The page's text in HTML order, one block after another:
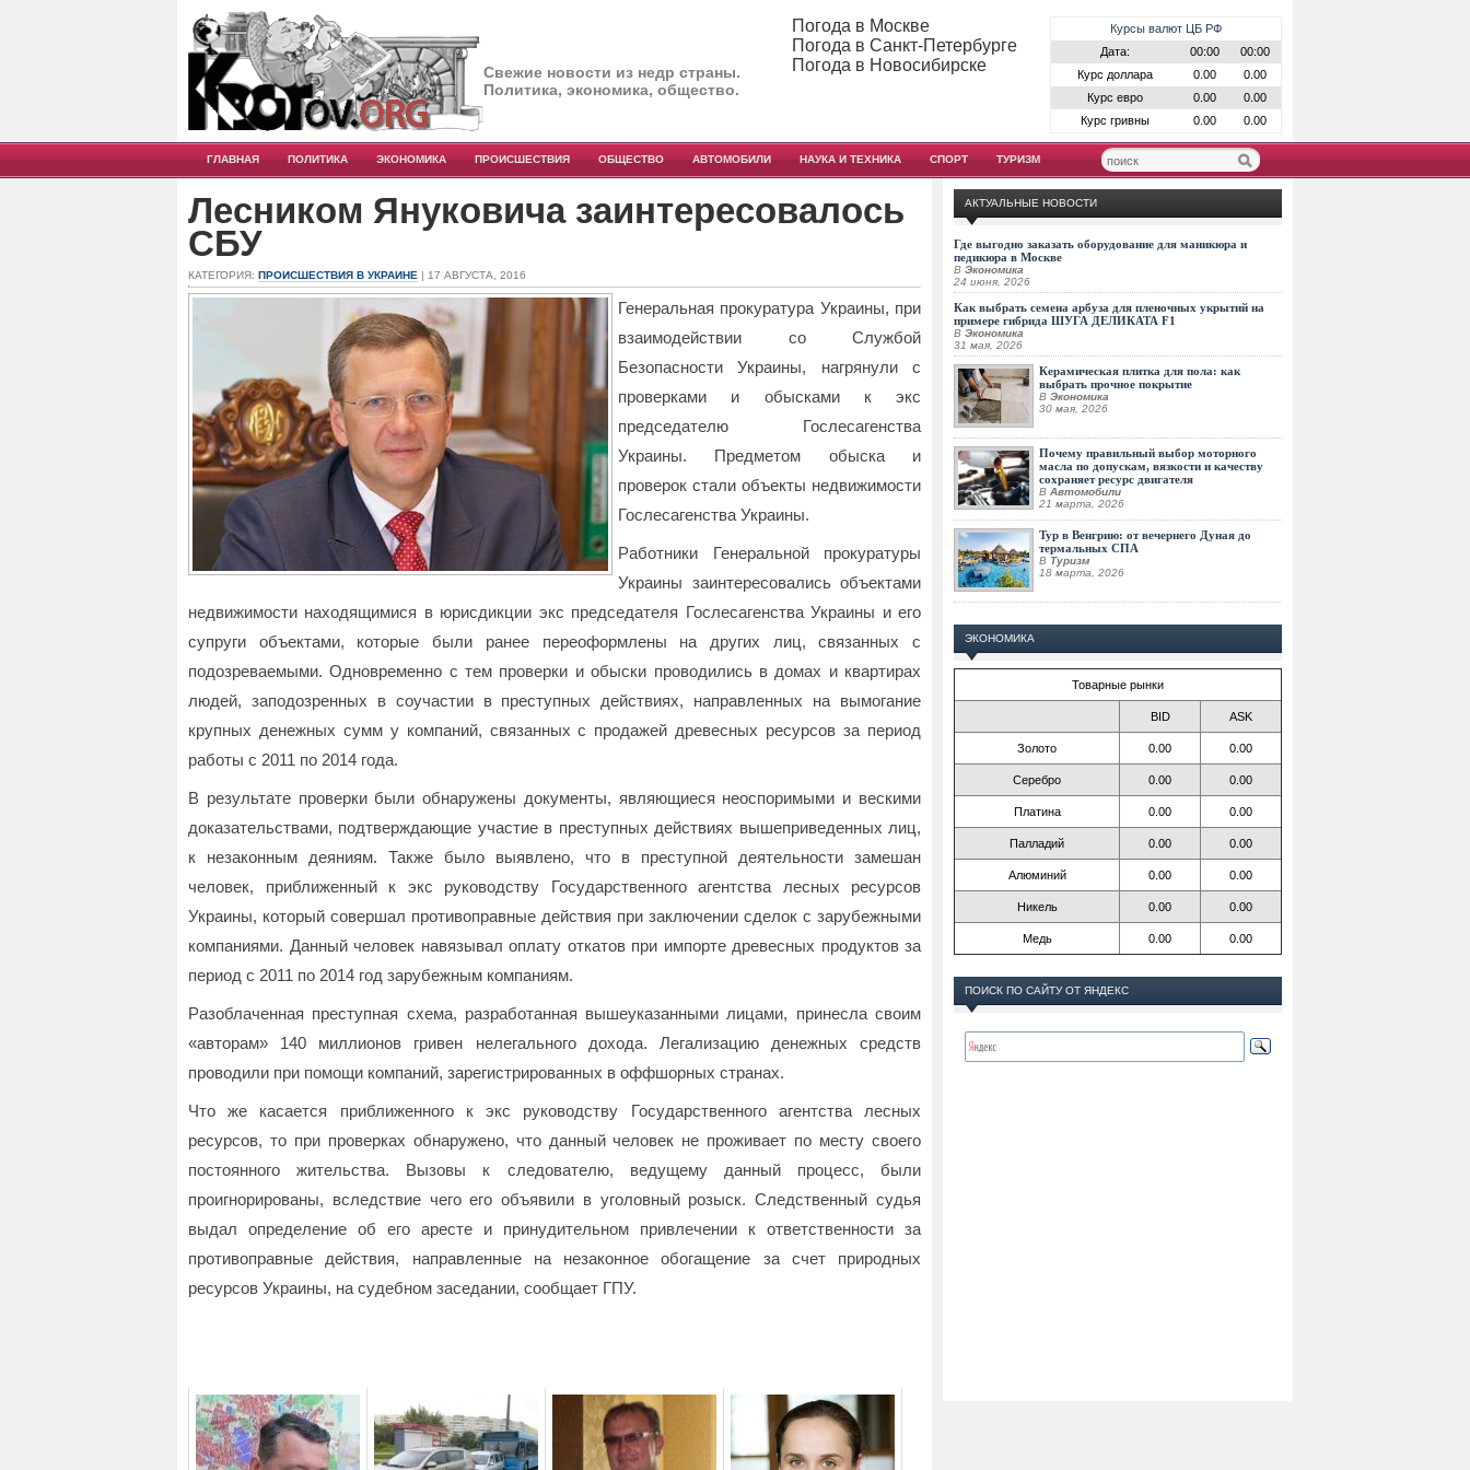
Свежие новости из недр страны.
Политика, экономика, общество.
Курсы валют ЦБ РФ
Дата:
00:00
00:00
Курс доллара
0.00
0.00
Курс евро
0.00
0.00
Курс гривны
0.00 0.00
Погода в Москве
Погода в Санкт-Петербурге
Погода в Новосибирске
ГЛАВНАЯ ПОЛИТИКА ЭКОНОМИКА ПРОИСШЕСТВИЯ ОБЩЕСТВО АВТОМОБИЛИ НАУКА И ТЕХНИКА СПОРТ ТУРИЗМ
Лесником Януковича заинтересовалось
СБУ
КАТЕГОРИЯ: ПРОИСШЕСТВИЯ В УКРАИНЕ | 17 АВГУСТА, 2016
Генеральная прокуратура Украины, при
взаимодействии со Службой
Безопасности Украины, нагрянули с
проверками и обысками к экс
председателю Гослесагенства
Украины. Предметом обыска и
проверок стали объекты недвижимости
Гослесагенства Украины.
Работники Генеральной прокуратуры
Украины заинтересовались объектами
недвижимости находящимися в юрисдикции экс председателя Гослесагенства Украины и его
супруги объектами, которые были ранее переоформлены на других лиц, связанных с
подозреваемыми. Одновременно с тем проверки и обыски проводились в домах и квартирах
людей, заподозренных в соучастии в преступных действиях, направленных на вымогание
крупных денежных сумм у компаний, связанных с продажей древесных ресурсов за период
работы с 2011 по 2014 года.
В результате проверки были обнаружены документы, являющиеся неоспоримыми и вескими
доказательствами, подтверждающие участие в преступных действиях вышеприведенных лиц,
к незаконным деяниям. Также было выявлено, что в преступной деятельности замешан
человек, приближенный к экс руководству Государственного агентства лесных ресурсов
Украины, который совершал противоправные действия при заключении сделок с зарубежными
компаниями. Данный человек навязывал оплату откатов при импорте древесных продуктов за
период с 2011 по 2014 год зарубежным компаниям.
Разоблаченная преступная схема, разработанная вышеуказанными лицами, принесла своим
«авторам» 140 миллионов гривен нелегального дохода. Легализацию денежных средств
проводили при помощи компаний, зарегистрированных в оффшорных странах.
Что же касается приближенного к экс руководству Государственного агентства лесных
ресурсов, то при проверках обнаружено, что данный человек не проживает по месту своего
постоянного жительства. Вызовы к следователю, ведущему данный процесс, были
проигнорированы, вследствие чего его объявили в уголовный розыск. Следственный судья
выдал определение об его аресте и принудительном привлечении к ответственности за
противоправные действия, направленные на незаконное обогащение за счет природных
ресурсов Украины, на судебном заседании, сообщает ГПУ.
АКТУАЛЬНЫЕ НОВОСТИ
Где выгодно заказать оборудование для маникюра и
педикюра в Москве
В Экономика
24 июня, 2026
Как выбрать семена арбуза для пленочных укрытий на
примере гибрида ШУГА ДЕЛИКАТА F1
В Экономика
31 мая, 2026
Керамическая плитка для пола: как
выбрать прочное покрытие
В Экономика
30 мая, 2026
Почему правильный выбор моторного
масла по допускам, вязкости и качеству
сохраняет ресурс двигателя
В Автомобили
21 марта, 2026
Тур в Венгрию: от вечернего Дуная до
термальных СПА
В Туризм
18 марта, 2026
ЭКОНОМИКА
Товарные рынки
BID ASK
Золото 0.00 0.00
Серебро 0.00 0.00
Платина 0.00 0.00
Палладий 0.00 0.00
Алюминий 0.00 0.00
Никель 0.00 0.00
Медь 0.00 0.00
ПОИСК ПО САЙТУ ОТ ЯНДЕКС